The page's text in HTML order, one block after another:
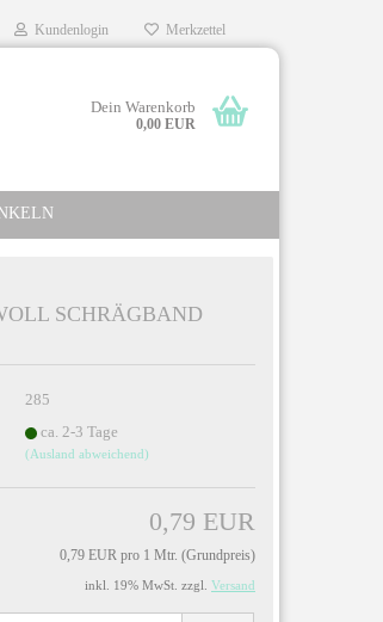
Kundenlogin Merkzettel
Dein Warenkorb
0,00 EUR
SCHRÄGBAND
285
ca. 2-3 Tage
(Ausland abweichend)
0,79 EUR
0,79 EUR pro 1 Mtr. (Grundpreis)
inkl. 19% MwSt. zzgl. Versand